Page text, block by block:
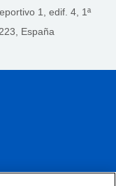
1, edif. 4, 1ª
, España